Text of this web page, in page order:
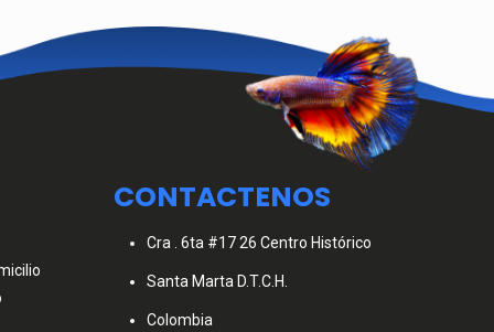
CONTACTENOS
Cra . 6ta #17 26 Centro Histórico
Santa Marta D.T.C.H.
Colombia